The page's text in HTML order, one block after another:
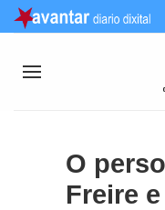
O
Freire